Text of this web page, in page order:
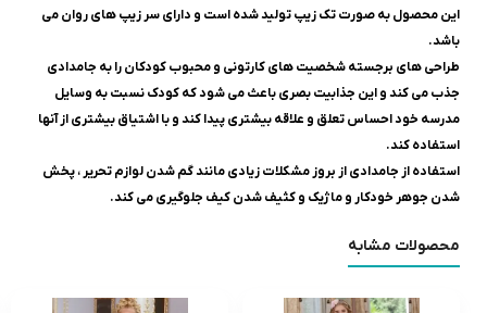
این محصول به صورت تک زیپ تولید شده است و دارای سر زیپ های روان می
باشد.
طراحی های برجسته شخصیت های کارتونی و محبوب کودکان را به جامدادی
جذب می کند و این جذابیت بصری باعث می شود که کودک نسبت به وسایل
مدرسه خود احساس تعلق و علاقه بیشتری پیدا کند و با اشتیاق بیشتری از آنها
استفاده کند.
استفاده از جامدادی از بروز مشکلات زیادی مانند گم شدن لوازم تحریر ، پخش
شدن جوهر خودکار و ماژیک و کثیف شدن کیف جلوگیری می کند.
محصولات مشابه